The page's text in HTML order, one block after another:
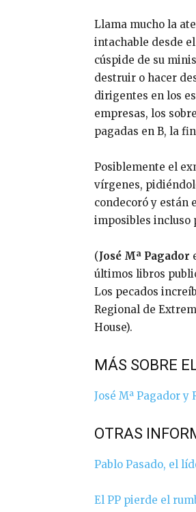
Llama mucho la
intachable desde
cúspide de su
destruir o hacer
dirigentes en los
empresas, los
pagadas en B, la
Posiblemente el
vírgenes,
condecoró y están
imposibles incluso
(José Mª Pagador
últimos libros
Los pecados
Regional de
House).
MÁS SOBRE
José Mª Pagador y
OTRAS
Pablo Pasado, el
El PP pierde el